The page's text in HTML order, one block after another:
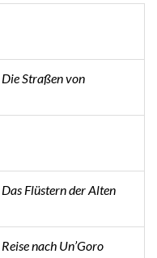
Die Straßen von
Das Flüstern der Alten
Reise nach Un’Goro